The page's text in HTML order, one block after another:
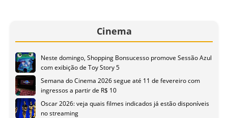
Cinema
Neste domingo, Shopping Bonsucesso promove Sessão Azul
com exibição de Toy Story 5
Semana do Cinema 2026 segue até 11 de fevereiro com
ingressos a partir de R$ 10
Oscar 2026: veja quais filmes indicados já estão disponíveis
no streaming